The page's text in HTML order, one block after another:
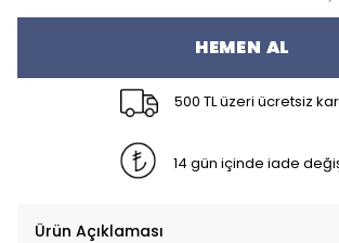
HEMEN AL
500 TL üzeri ücretsiz
14 gün içinde iade
Ürün Açıklaması